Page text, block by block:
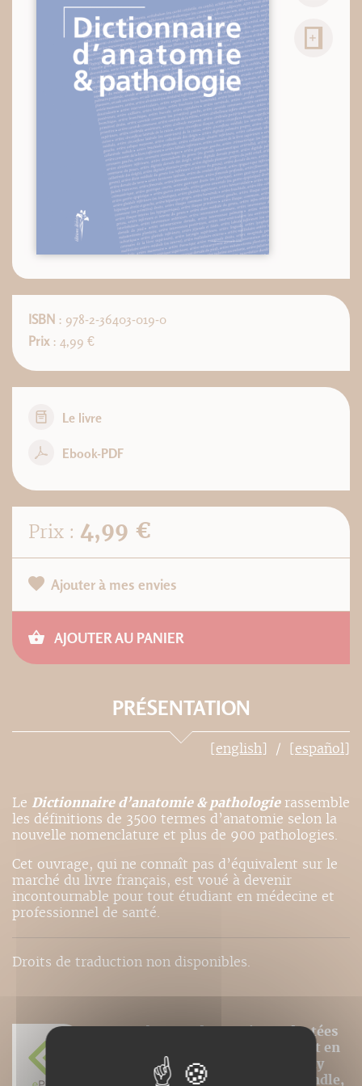
ISBN : 978-2-36403-019-0
Prix: 4,99 €
Le livre
Ebook-PDF
Prix : 4,99 €
Ajouter à mes envies
AJOUTER AU PANIER
PRÉSENTATION
[english] [español]
Le Dictionnaire d’anatomie & pathologierassemble
les définitions de 3500 termes d’anatomie selon la
nouvelle nomenclature et plus de 900 pathologies.
Cet ouvrage, qui ne connaît pas d’équivalent sur le
marché du livre français, est voué à devenir
incontournable pour tout étudiant en médecine et
professionnel de santé.
Droits de traduction non disponibles.
Nos ePubs sont des versions adaptées
aux liseuses électroniques prenant en
charge le format ePub de type Sony
Reader, Kobo, Booken Cybook, Kindle,